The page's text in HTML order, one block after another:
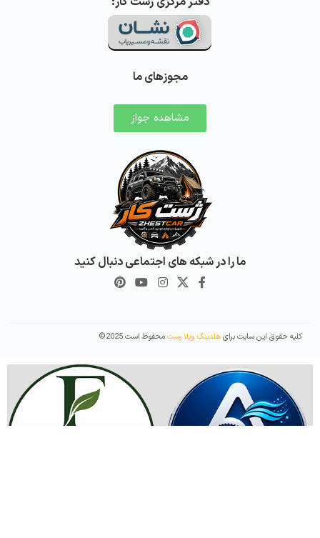
مجوزهای ما
مشاهده جواز
ما را در شبکه های اجتماعی دنبال کنید
کلیه حقوق این سایت برایهلدینگ ویلا رستمحفوظ است 2025©